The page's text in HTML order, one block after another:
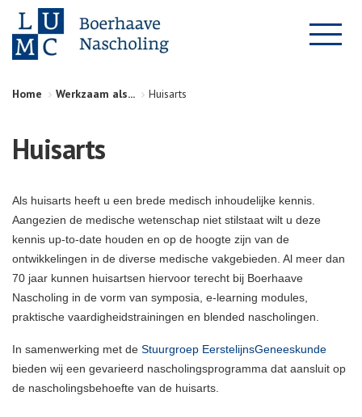
Home Werkzaam als... Huisarts
Huisarts
Als huisarts heeft u een brede medisch inhoudelijke kennis.
Aangezien de medische wetenschap niet stilstaat wilt u deze
kennis up-to-date houden en op de hoogte zijn van de
ontwikkelingen in de diverse medische vakgebieden. Al meer dan
70 jaar kunnen huisartsen hiervoor terecht bij Boerhaave
Nascholing in de vorm van symposia, e-learning modules,
praktische vaardigheidstrainingen en blended nascholingen.
In samenwerking met de Stuurgroep EerstelijnsGeneeskunde
bieden wij een gevarieerd nascholingsprogramma dat aansluit op
de nascholingsbehoefte van de huisarts.